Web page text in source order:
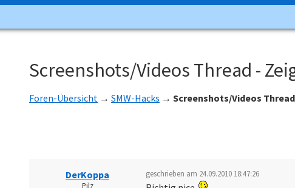
Screenshots/Videos Thread -
Foren-Übersicht → SMW-Hacks → Screenshots/Videos
DerKoppa
Pilz
geschrieben am 24.09.2010 18:47:26